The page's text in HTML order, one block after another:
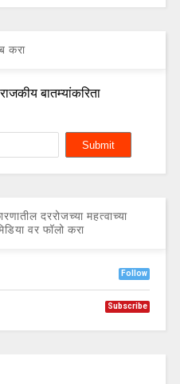
करा
बातम्यांकरिता
दररोजच्या महत्वाच्या
वर फॉलो करा
Follow
Subscribe